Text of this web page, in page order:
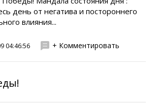
день от негатива и постороннего
влияния...
04:46:56 + Комментировать